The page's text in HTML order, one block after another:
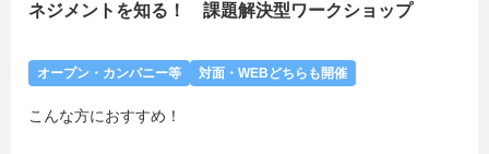
ネジメントを知る！ 課題解決型ワークショップ
オープン・カンパニー等 対面・WEBどちらも開催
こんな方におすすめ！